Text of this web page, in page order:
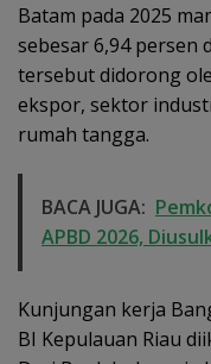
Batam pada 2025
sebesar 6,94 persen
tersebut didorong
ekspor, sektor
rumah tangga.
BACA JUGA:
APBD 2026,
Kunjungan kerja
BI Kepulauan Riau